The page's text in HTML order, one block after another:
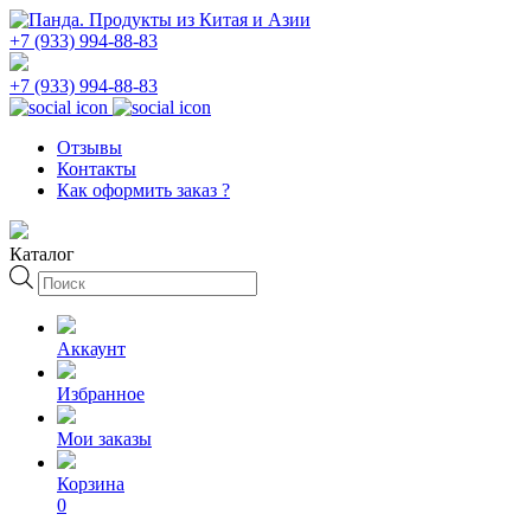
+7 (933) 994-88-83
+7 (933) 994-88-83
Отзывы
Контакты
Как оформить заказ ?
Каталог
Поиск
товаров
Аккаунт
Избранное
Мои заказы
Корзина
0